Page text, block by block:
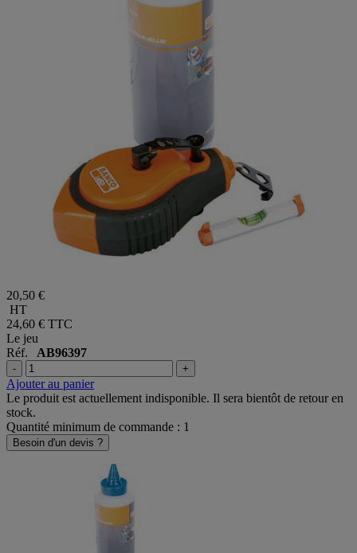
20,50 €
HT
24,60 € TTC
Le jeu
Réf. AB96397
- +
Ajouter au panier
Le produit est actuellement indisponible. Il sera bientôt de retour en
stock.
Quantité minimum de commande : 1
Besoin d'un devis ?